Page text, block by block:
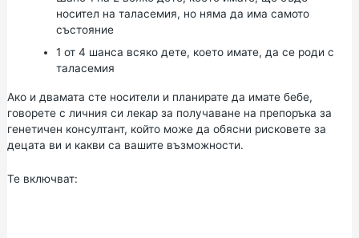
носител на таласемия, но няма да има самото
състояние
1 от 4 шанса всяко дете, което имате, да се роди с
таласемия
Ако и двамата сте носители и планирате да имате бебе,
говорете с личния си лекар за получаване на препоръка за
генетичен консултант, който може да обясни рисковете за
децата ви и какви са вашите възможности.
Те включват: